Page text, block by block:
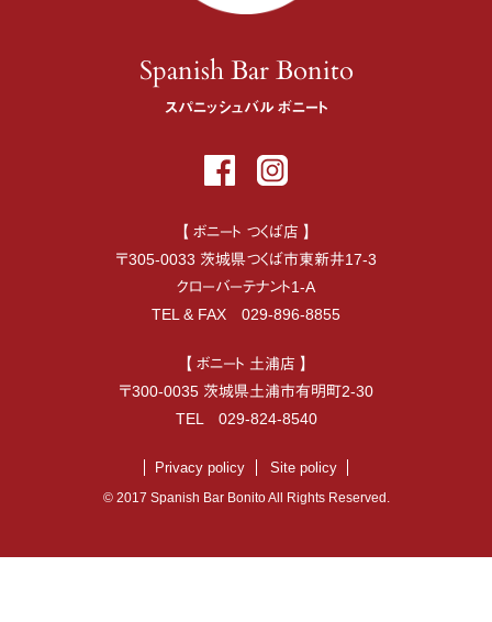
Spanish Bar Bonito
スパニッシュバル ボニート
【 ボニート つくば店 】
〒305-0033 茨城県つくば市東新井17-3
クローバーテナント1-A
TEL & FAX 029-896-8855
【 ボニート 土浦店 】
〒300-0035 茨城県土浦市有明町2-30
TEL 029-824-8540
Privacy policy Site policy
© 2017 Spanish Bar Bonito All Rights Reserved.